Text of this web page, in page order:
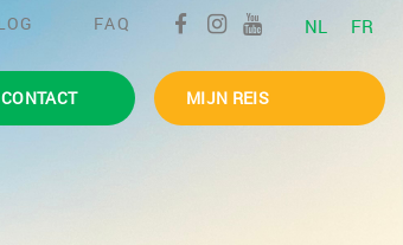
FAQ NL FR
CONTACT MIJN REIS